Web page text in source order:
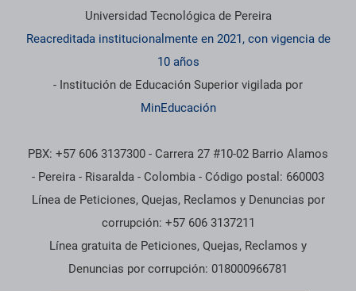
Información institucional
Universidad Tecnológica de Pereira
Reacreditada institucionalmente en 2021, con vigencia de
10 años
- Institución de Educación Superior vigilada por
MinEducación
PBX: +57 606 3137300 - Carrera 27 #10-02 Barrio Alamos
- Pereira - Risaralda - Colombia - Código postal: 660003
Línea de Peticiones, Quejas, Reclamos y Denuncias por
corrupción: +57 606 3137211
Línea gratuita de Peticiones, Quejas, Reclamos y
Denuncias por corrupción: 018000966781